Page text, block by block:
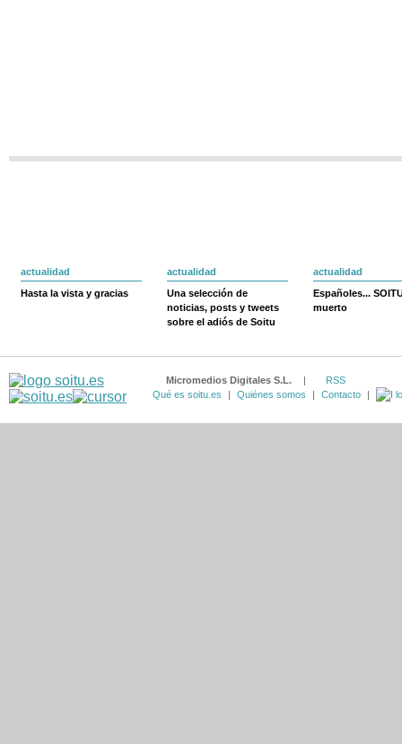
actualidad
Hasta la vista y gracias
actualidad
Una selección de
noticias, posts y tweets
sobre el adiós de Soitu
actualidad
Españoles...
muerto
Micromedios Digitales S.L. |
RSS
Qué es soitu.es
| Quiénes somos | Contacto |